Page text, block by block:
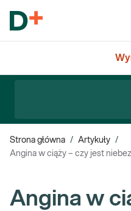
Strona główna / Artykuły /
Angina w ciąży – czy jest
Angina w